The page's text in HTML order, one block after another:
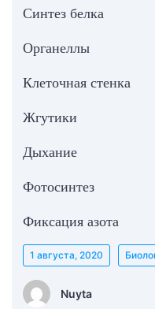
Синтез белка
Органеллы
Клеточная стенка
Жгутики
Дыхание
Фотосинтез
Фиксация азота
Nuyta
1 августа, 2020